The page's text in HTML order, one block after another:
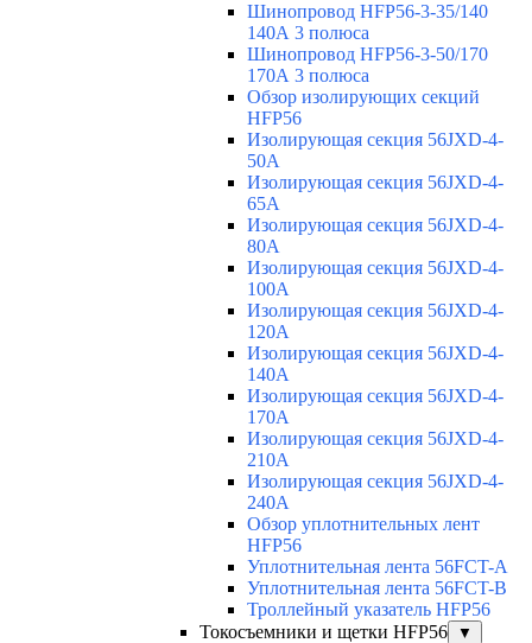
Шинопровод HFP56-3-35/140
140А 3 полюса
Шинопровод HFP56-3-50/170
170А 3 полюса
Обзор изолирующих секций
HFP56
Изолирующая секция 56JXD-4-
50A
Изолирующая секция 56JXD-4-
65A
Изолирующая секция 56JXD-4-
80A
Изолирующая секция 56JXD-4-
100A
Изолирующая секция 56JXD-4-
120A
Изолирующая секция 56JXD-4-
140A
Изолирующая секция 56JXD-4-
170A
Изолирующая секция 56JXD-4-
210A
Изолирующая секция 56JXD-4-
240A
Обзор уплотнительных лент
HFP56
Уплотнительная лента 56FCT-A
Уплотнительная лента 56FCT-B
Троллейный указатель HFP56
Токосъемники и щетки HFP56
▼